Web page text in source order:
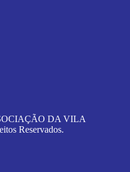
DA VILA
Reservados.